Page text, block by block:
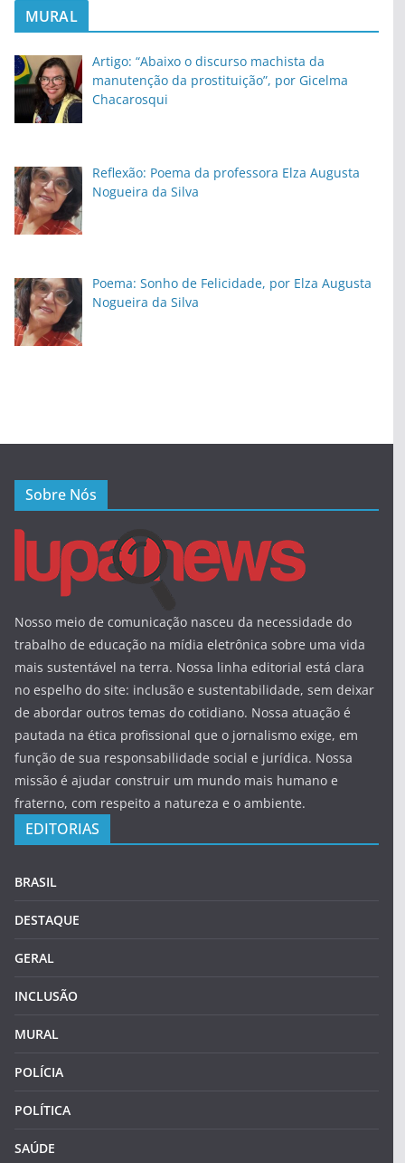
MURAL
Artigo: “Abaixo o discurso machista da
manutenção da prostituição”, por Gicelma
Chacarosqui
Reflexão: Poema da professora Elza Augusta
Nogueira da Silva
Poema: Sonho de Felicidade, por Elza Augusta
Nogueira da Silva
Sobre Nós
Nosso meio de comunicação nasceu da necessidade do
trabalho de educação na mídia eletrônica sobre uma vida
mais sustentável na terra. Nossa linha editorial está clara
no espelho do site: inclusão e sustentabilidade, sem deixar
de abordar outros temas do cotidiano. Nossa atuação é
pautada na ética profissional que o jornalismo exige, em
função de sua responsabilidade social e jurídica. Nossa
missão é ajudar construir um mundo mais humano e
fraterno, com respeito a natureza e o ambiente.
EDITORIAS
BRASIL
DESTAQUE
GERAL
INCLUSÃO
MURAL
POLÍCIA
POLÍTICA
SAÚDE